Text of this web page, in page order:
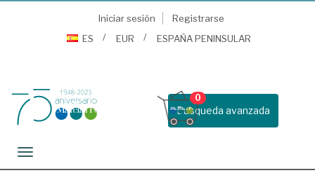
Iniciar sesión
Registrarse
ES
EUR ESPAÑA PENINSULAR
Busqueda avanzada
0
Toggle navigation